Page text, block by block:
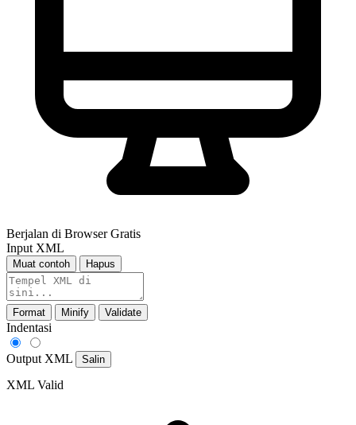
Berjalan di Browser Gratis
Input XML
Muat contoh Hapus
Format Minify Validate
Indentasi
Output XML Salin
XML Valid